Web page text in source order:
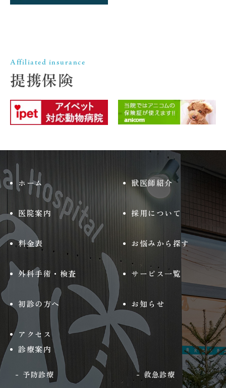
Affiliated insurance
提携保険
ホーム 獣医師紹介
医院案内 採用について
料金表 お悩みから探す
外科手術・検査 サービス一覧
初診の方へ お知らせ
アクセス
診療案内
予防診療 救急診療